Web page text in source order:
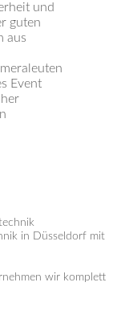
und
guten
aus
Event
in Düsseldorf mit
wir komplett